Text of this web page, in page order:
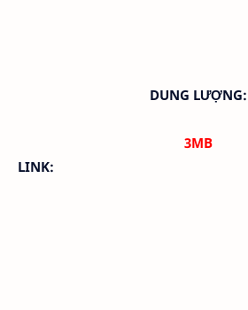
DUNG LƯỢNG:
3MB
LINK: